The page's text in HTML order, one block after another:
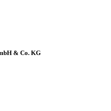
& Co. KG